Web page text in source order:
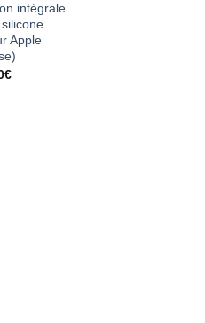
intégrale
Apple
€